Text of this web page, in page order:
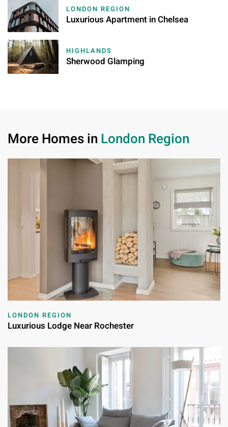
LONDON REGION
Luxurious Apartment in Chelsea
HIGHLANDS
Sherwood Glamping
More Homes in London Region
LONDON REGION
Luxurious Lodge Near Rochester